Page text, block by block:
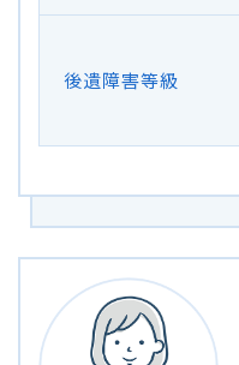
後遺障害等級